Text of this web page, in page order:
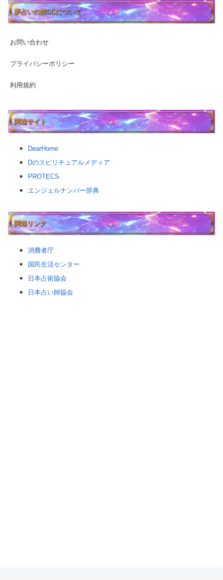
夢占いの館DCについて
お問い合わせ
プライバシーポリシー
利用規約
関連サイト
DearHome
Dのスピリチュアルメディア
PROTECS
エンジェルナンバー辞典
関連リンク
消費者庁
国民生活センター
日本占術協会
日本占い師協会